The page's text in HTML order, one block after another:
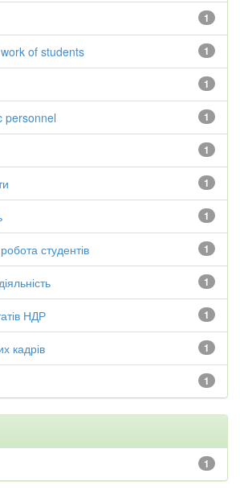
1
1
of students
1
1
personnel
1
1
1
1
студентів
1
1
НДР
1
кадрів
1
1